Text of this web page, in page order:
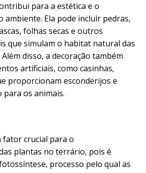
para a estética e o
ambiente. Ela pode incluir pedras,
folhas secas e outros
que simulam o habitat natural das
disso, a decoração também
artificiais, como casinhas,
proporcionam esconderijos e
para os animais.
fator crucial para o
plantas no terrário, pois é
processo pelo qual as